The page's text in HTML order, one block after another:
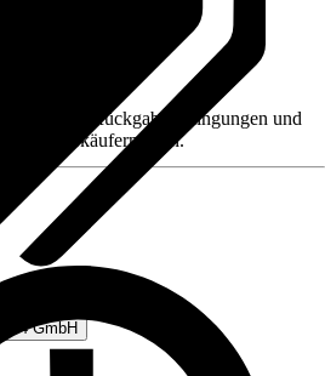
GmbH
wie z. B. Rückgabebedingungen und
den Verkäufernamen.